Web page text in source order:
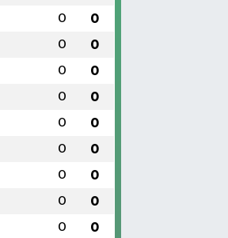
0 0
0 0
0 0
0 0
0 0
0 0
0 0
0 0
0 0